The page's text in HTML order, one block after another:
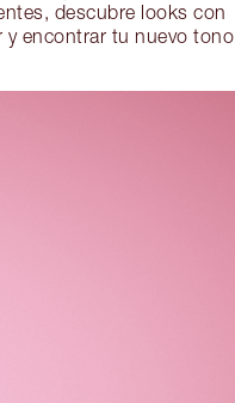
descubre looks con
y encontrar tu nuevo tono